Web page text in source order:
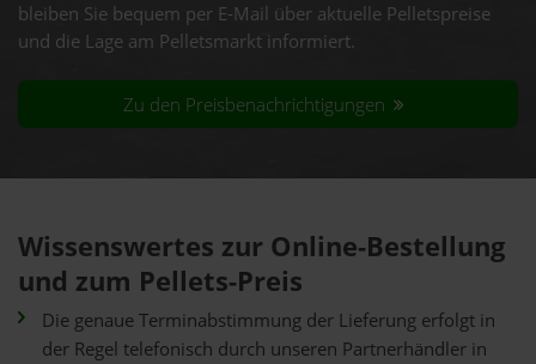
bleiben Sie bequem per E-Mail über aktuelle Pelletspreise
und die Lage am Pelletsmarkt informiert.
Zu den Preisbenachrichtigungen
Wissenswertes zur Online-Bestellung
und zum Pellets-Preis
Die genaue Terminabstimmung der Lieferung erfolgt in
der Regel telefonisch durch unseren Partnerhändler in